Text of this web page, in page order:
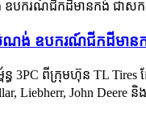
សំណង់ ឧបករណ៍ជីកដីមា
3PC ពីក្រុមហ៊ុន TL
Liebherr, John Deere និ